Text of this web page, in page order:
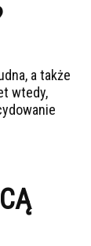
a także
wtedy,